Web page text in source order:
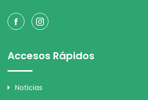
Accesos Rápidos
Noticias